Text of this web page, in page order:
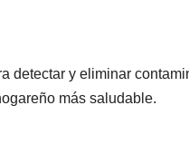
detectar y eliminar
más saludable.